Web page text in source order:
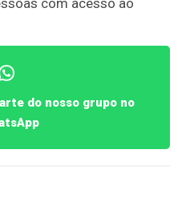
com acesso ao
do nosso grupo no